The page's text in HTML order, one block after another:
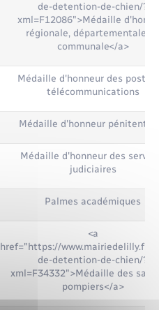
de-detention-de-chien/?
xml=F12086">Médaille
régionale, départementale
communale</a>
Médaille d'honneur des postes
télécommunications
Médaille d'honneur
Médaille d'honneur des
judiciaires
Palmes académiques
<a
href="https://www.mairiedelilly.fr/
de-detention-de-chien/?
xml=F34332">Médaille des
pompiers</a>